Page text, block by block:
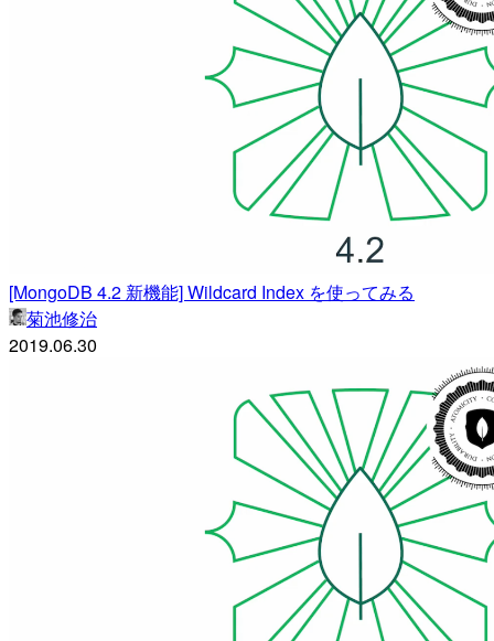
[MongoDB 4.2 新機能] Wildcard Index を使ってみる
菊池修治
2019.06.30